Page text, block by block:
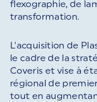
flexographie, de
transformation.
L'acquisition de
le cadre de la
Coveris et vise à
régional de
tout en